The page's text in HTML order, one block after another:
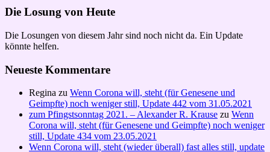
Die Losung von Heute
Die Losungen von diesem Jahr sind noch nicht da. Ein Update
könnte helfen.
Neueste Kommentare
Regina zu Wenn Corona will, steht (für Genesene und
Geimpfte) noch weniger still, Update 442 vom 31.05.2021
zum Pfingstsonntag 2021. – Alexander R. Krause zu Wenn
Corona will, steht (für Genesene und Geimpfte) noch weniger
still, Update 434 vom 23.05.2021
Wenn Corona will, steht (wieder überall) fast alles still, update